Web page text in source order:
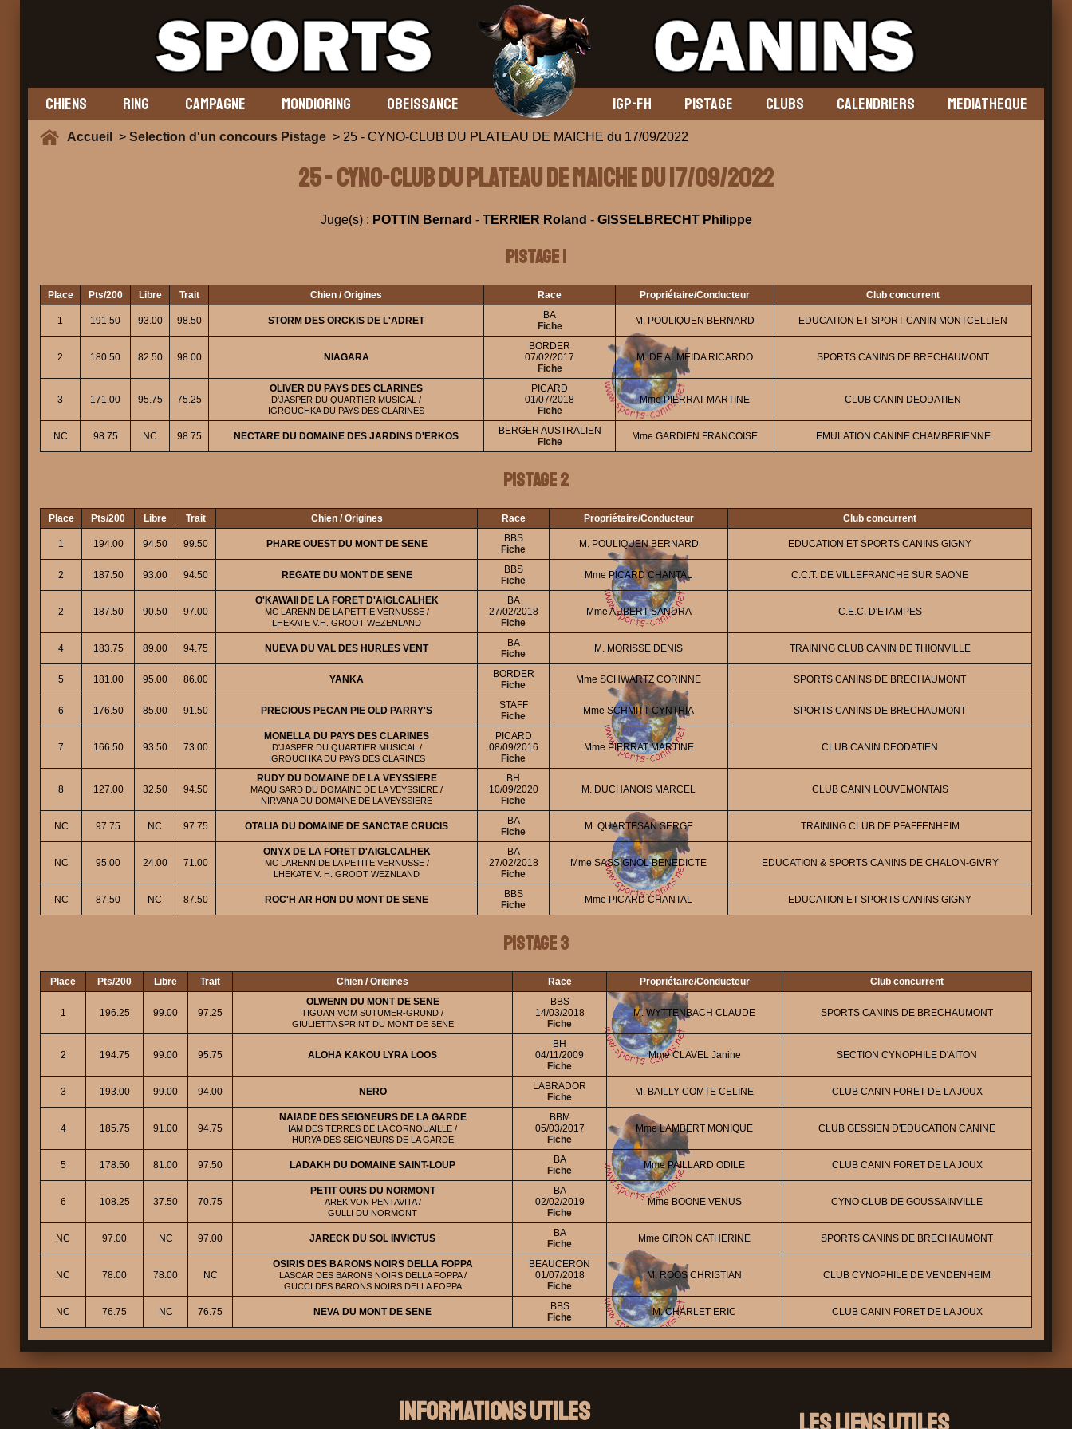
CHIENS RING CAMPAGNE MONDIORING OBEISSANCE IGP-FH PISTAGE CLUBS CALENDRIERS MEDIATHEQUE
Accueil > Selection d'un concours Pistage > 25 - CYNO-CLUB DU PLATEAU DE MAICHE du 17/09/2022
25 - CYNO-CLUB DU PLATEAU DE MAICHE du 17/09/2022
Juge(s) : POTTIN Bernard - TERRIER Roland - GISSELBRECHT Philippe
Pistage 1
Place Pts/200 Libre Trait Chien / Origines Race Propriétaire/Conducteur Club concurrent
1 191.50 93.00 98.50 STORM DES ORCKIS DE L'ADRET
BA
Fiche
M. POULIQUEN BERNARD EDUCATION ET SPORT CANIN MONTCELLIEN
2 180.50 82.50 98.00 NIAGARA
BORDER
07/02/2017
Fiche
M. DE ALMEIDA RICARDO SPORTS CANINS DE BRECHAUMONT
3 171.00 95.75 75.25
OLIVER DU PAYS DES CLARINES
D'JASPER DU QUARTIER MUSICAL /
IGROUCHKA DU PAYS DES CLARINES
PICARD
01/07/2018
Fiche
Mme PIERRAT MARTINE CLUB CANIN DEODATIEN
NC 98.75 NC 98.75 NECTARE DU DOMAINE DES JARDINS D'ERKOS
BERGER AUSTRALIEN
Fiche
Mme GARDIEN FRANCOISE EMULATION CANINE CHAMBERIENNE
Pistage 2
Place Pts/200 Libre Trait Chien / Origines Race Propriétaire/Conducteur Club concurrent
1 194.00 94.50 99.50 PHARE OUEST DU MONT DE SENE
BBS
Fiche
M. POULIQUEN BERNARD EDUCATION ET SPORTS CANINS GIGNY
2 187.50 93.00 94.50 REGATE DU MONT DE SENE
BBS
Fiche
Mme PICARD CHANTAL C.C.T. DE VILLEFRANCHE SUR SAONE
2 187.50 90.50 97.00
O'KAWAII DE LA FORET D'AIGLCALHEK
MC LARENN DE LA PETTIE VERNUSSE /
LHEKATE V.H. GROOT WEZENLAND
BA
27/02/2018
Fiche
Mme AUBERT SANDRA C.E.C. D'ETAMPES
4 183.75 89.00 94.75 NUEVA DU VAL DES HURLES VENT
BA
Fiche
M. MORISSE DENIS TRAINING CLUB CANIN DE THIONVILLE
5 181.00 95.00 86.00 YANKA
BORDER
Fiche
Mme SCHWARTZ CORINNE SPORTS CANINS DE BRECHAUMONT
6 176.50 85.00 91.50 PRECIOUS PECAN PIE OLD PARRY'S
STAFF
Fiche
Mme SCHMITT CYNTHIA SPORTS CANINS DE BRECHAUMONT
7 166.50 93.50 73.00
MONELLA DU PAYS DES CLARINES
D'JASPER DU QUARTIER MUSICAL /
IGROUCHKA DU PAYS DES CLARINES
PICARD
08/09/2016
Fiche
Mme PIERRAT MARTINE CLUB CANIN DEODATIEN
8 127.00 32.50 94.50
RUDY DU DOMAINE DE LA VEYSSIERE
MAQUISARD DU DOMAINE DE LA VEYSSIERE /
NIRVANA DU DOMAINE DE LA VEYSSIERE
BH
10/09/2020
Fiche
M. DUCHANOIS MARCEL CLUB CANIN LOUVEMONTAIS
NC 97.75 NC 97.75 OTALIA DU DOMAINE DE SANCTAE CRUCIS
BA
Fiche
M. QUARTESAN SERGE TRAINING CLUB DE PFAFFENHEIM
NC 95.00 24.00 71.00
ONYX DE LA FORET D'AIGLCALHEK
MC LARENN DE LA PETITE VERNUSSE /
LHEKATE V. H. GROOT WEZNLAND
BA
27/02/2018
Fiche
Mme SASSIGNOL BENEDICTE EDUCATION & SPORTS CANINS DE CHALON-GIVRY
NC 87.50 NC 87.50 ROC'H AR HON DU MONT DE SENE
BBS
Fiche
Mme PICARD CHANTAL EDUCATION ET SPORTS CANINS GIGNY
Pistage 3
Place Pts/200 Libre Trait Chien / Origines Race Propriétaire/Conducteur Club concurrent
1 196.25 99.00 97.25
OLWENN DU MONT DE SENE
TIGUAN VOM SUTUMER-GRUND /
GIULIETTA SPRINT DU MONT DE SENE
BBS
14/03/2018
Fiche
M. WYTTENBACH CLAUDE SPORTS CANINS DE BRECHAUMONT
2 194.75 99.00 95.75 ALOHA KAKOU LYRA LOOS
BH
04/11/2009
Fiche
Mme CLAVEL Janine SECTION CYNOPHILE D'AITON
3 193.00 99.00 94.00 NERO
LABRADOR
Fiche
M. BAILLY-COMTE CELINE CLUB CANIN FORET DE LA JOUX
4 185.75 91.00 94.75
NAIADE DES SEIGNEURS DE LA GARDE
IAM DES TERRES DE LA CORNOUAILLE /
HURYA DES SEIGNEURS DE LA GARDE
BBM
05/03/2017
Fiche
Mme LAMBERT MONIQUE CLUB GESSIEN D'EDUCATION CANINE
5 178.50 81.00 97.50 LADAKH DU DOMAINE SAINT-LOUP
BA
Fiche
Mme PAILLARD ODILE CLUB CANIN FORET DE LA JOUX
6 108.25 37.50 70.75
PETIT OURS DU NORMONT
AREK VON PENTAVITA /
GULLI DU NORMONT
BA
02/02/2019
Fiche
Mme BOONE VENUS CYNO CLUB DE GOUSSAINVILLE
NC 97.00 NC 97.00 JARECK DU SOL INVICTUS
BA
Fiche
Mme GIRON CATHERINE SPORTS CANINS DE BRECHAUMONT
NC 78.00 78.00 NC
OSIRIS DES BARONS NOIRS DELLA FOPPA
LASCAR DES BARONS NOIRS DELLA FOPPA /
GUCCI DES BARONS NOIRS DELLA FOPPA
BEAUCERON
01/07/2018
Fiche
M. ROOS CHRISTIAN CLUB CYNOPHILE DE VENDENHEIM
NC 76.75 NC 76.75 NEVA DU MONT DE SENE
BBS
Fiche
M. CHARLET ERIC CLUB CANIN FORET DE LA JOUX
Informations Utiles